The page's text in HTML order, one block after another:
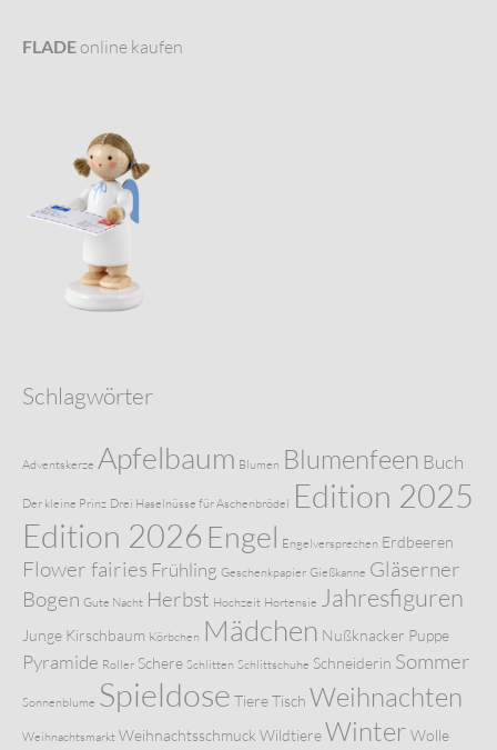
FLADE online kaufen
Schlagwörter
Adventskerze Apfelbaum Blumen Blumenfeen Buch
Der kleine Prinz Drei Haselnüsse für Aschenbrödel Edition 2025
Edition 2026 Engel Engelversprechen Erdbeeren
Flower fairies Frühling Geschenkpapier Gießkanne Gläserner
Bogen Gute Nacht Herbst Hochzeit Hortensie Jahresfiguren
Junge Kirschbaum Körbchen Mädchen Nußknacker Puppe
Pyramide Roller Schere Schlitten Schlittschuhe Schneiderin Sommer
Sonnenblume Spieldose TiereTisch Weihnachten
Weihnachtsmarkt Weihnachtsschmuck WildtiereWinter Wolle